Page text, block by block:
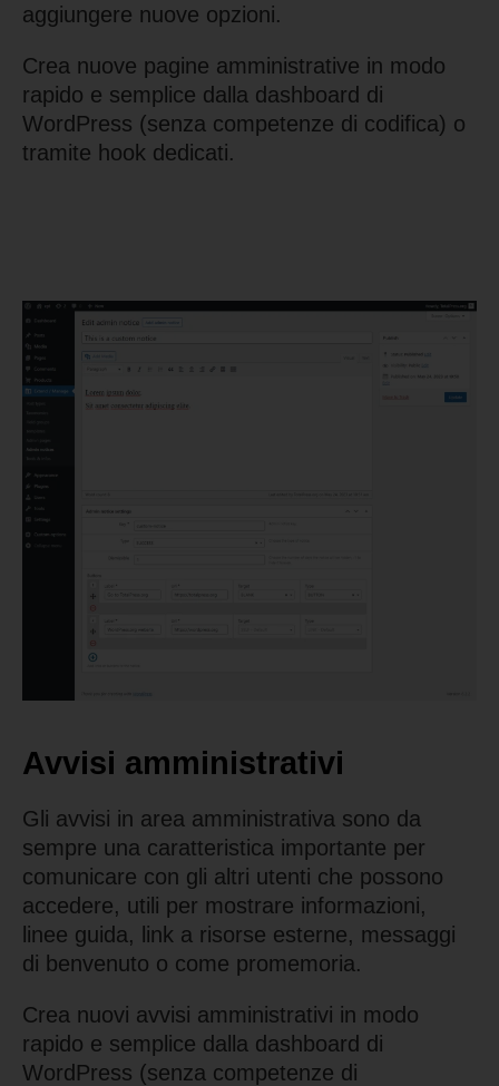
aggiungere nuove opzioni.
Crea nuove pagine amministrative in modo
rapido e semplice dalla dashboard di
WordPress (senza competenze di codifica) o
tramite hook dedicati.
Avvisi amministrativi
Gli avvisi in area amministrativa sono da
sempre una caratteristica importante per
comunicare con gli altri utenti che possono
accedere, utili per mostrare informazioni,
linee guida, link a risorse esterne, messaggi
di benvenuto o come promemoria.
Crea nuovi avvisi amministrativi in modo
rapido e semplice dalla dashboard di
WordPress (senza competenze di